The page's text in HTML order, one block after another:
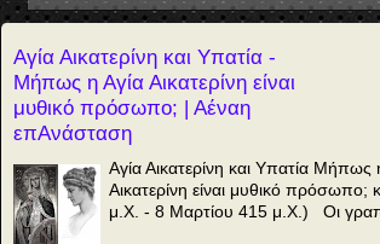
Αγία Αικατερίνη και Υπατία -
Μήπως η Αγία Αικατερίνη είναι
μυθικό πρόσωπο; | Αέναη
επΑνάσταση
Αγία Αικατερίνη και Υπατία Μήπως
Αικατερίνη είναι μυθικό πρόσωπο;
μ.Χ. - 8 Μαρτίου 415 μ.Χ.) Οι